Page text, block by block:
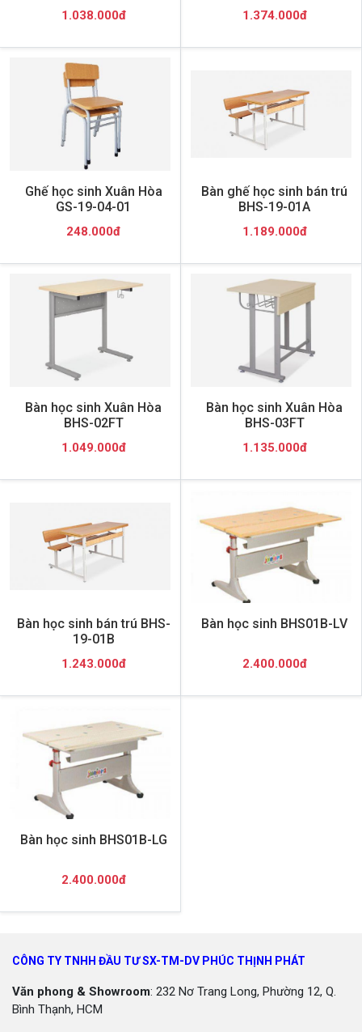
1.038.000đ 1.374.000đ
Ghế học sinh Xuân Hòa
GS-19-04-01
248.000đ
Bàn ghế học sinh bán trú
BHS-19-01A
1.189.000đ
Bàn học sinh Xuân Hòa
BHS-02FT
1.049.000đ
Bàn học sinh Xuân Hòa
BHS-03FT
1.135.000đ
Bàn học sinh bán trú BHS-
19-01B
1.243.000đ
Bàn học sinh BHS01B-LV
2.400.000đ
Bàn học sinh BHS01B-LG
2.400.000đ
CÔNG TY TNHH ĐẦU TƯ SX-TM-DV PHÚC THỊNH PHÁT
Văn phong & Showroom: 232 Nơ Trang Long, Phường 12, Q.
Bình Thạnh, HCM